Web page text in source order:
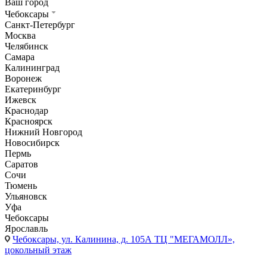
Ваш город
Чебоксары
Санкт-Петербург
Москва
Челябинск
Самара
Калининград
Воронеж
Екатеринбург
Ижевск
Краснодар
Красноярск
Нижний Новгород
Новосибирск
Пермь
Саратов
Сочи
Тюмень
Ульяновск
Уфа
Чебоксары
Ярославль
Чебоксары, ул. Калинина, д. 105А ТЦ "МЕГАМОЛЛ»,
цокольный этаж